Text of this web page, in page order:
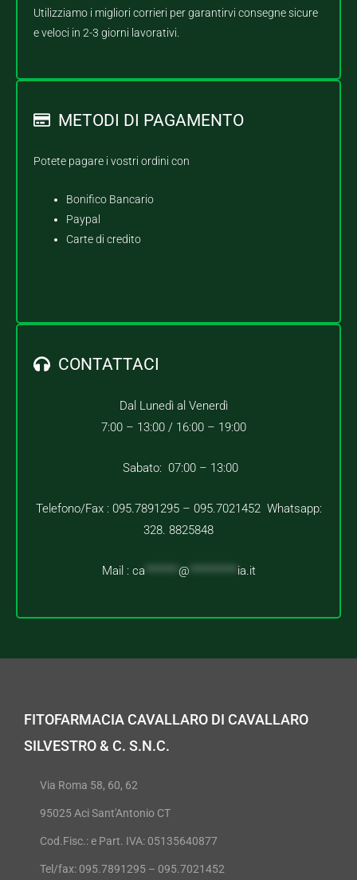
Utilizziamo i migliori corrieri per garantirvi consegne sicure
e veloci in 2-3 giorni lavorativi.
METODI DI PAGAMENTO
Potete pagare i vostri ordini con
Bonifico Bancario
Paypal
Carte di credito
CONTATTACI
Dal Lunedì al Venerdì
7:00 – 13:00 / 16:00 – 19:00
Sabato: 07:00 – 13:00
Telefono/Fax : 095.7891295 – 095.7021452 Whatsapp:
328. 8825848
Mail : ca @ ia.it
FITOFARMACIA CAVALLARO DI CAVALLARO
SILVESTRO & C. S.N.C.
Via Roma 58, 60, 62
95025 Aci Sant'Antonio CT
Cod.Fisc.: e Part. IVA: 05135640877
Tel/fax: 095.7891295 – 095.7021452